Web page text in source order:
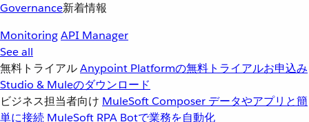
Governance新着情報
MonitoringAPI Manager
See all
無料トライアルAnypoint Platformの無料トライアルお申込み
Studio & Muleのダウンロード
ビジネス担当者向け MuleSoft Composer データやアプリと簡
単に接続 MuleSoft RPA Botで業務を自動化